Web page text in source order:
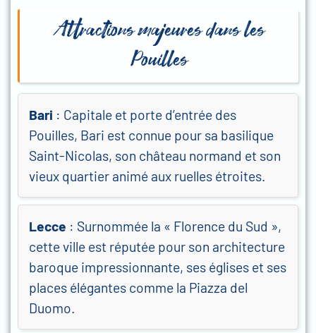
Attractions majeures dans les
Pouilles
Bari : Capitale et porte d’entrée des
Pouilles, Bari est connue pour sa basilique
Saint-Nicolas, son château normand et son
vieux quartier animé aux ruelles étroites.
Lecce : Surnommée la « Florence du Sud »,
cette ville est réputée pour son architecture
baroque impressionnante, ses églises et ses
places élégantes comme la Piazza del
Duomo.